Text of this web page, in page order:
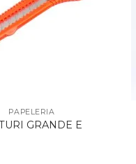
PAPELERIA
GRANDE E